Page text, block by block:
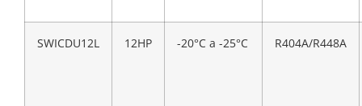
SWICDU12L 12HP -20°C a -25°C R404A/R448A